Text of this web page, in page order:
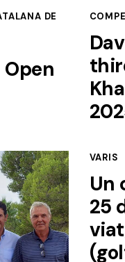
DE
VARIS
Un
25